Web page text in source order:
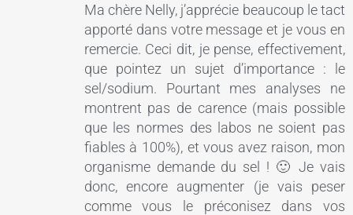
Ma chère Nelly, j’apprécie beaucoup le tact
apporté dans votre message et je vous en
remercie. Ceci dit, je pense, effectivement,
que pointez un sujet d’importance : le
sel/sodium. Pourtant mes analyses ne
montrent pas de carence (mais possible
que les normes des labos ne soient pas
fiables à 100%), et vous avez raison, mon
organisme demande du sel ! 🙂 Je vais
donc, encore augmenter (je vais peser
comme vous le préconisez dans vos